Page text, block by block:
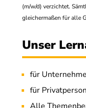
(m/w/d) verzichtet.
gleichermaßen für alle
Unser
für
für